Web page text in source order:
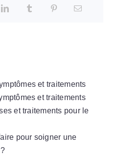
et traitements
et traitements
et traitements pour le
pour soigner une